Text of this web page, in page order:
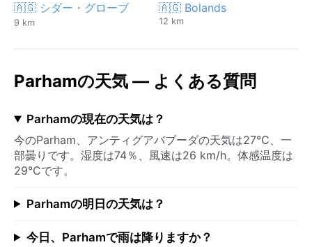
🇦🇬 シダー・グローブ
9 km
🇦🇬 Bolands
12 km
Parhamの天気 — よくある質問
Parhamの現在の天気は？
今のParham、アンティグアバブーダの天気は27°C、一
部曇りです。湿度は74％、風速は26 km/h。体感温度は
29°Cです。
Parhamの明日の天気は？
今日、Parhamで雨は降りますか？